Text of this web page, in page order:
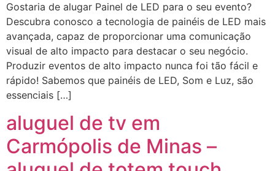
Gostaria de alugar Painel de LED para o seu evento?
Descubra conosco a tecnologia de painéis de LED mais
avançada, capaz de proporcionar uma comunicação
visual de alto impacto para destacar o seu negócio.
Produzir eventos de alto impacto nunca foi tão fácil e
rápido! Sabemos que painéis de LED, Som e Luz, são
essenciais […]
aluguel de tv em
Carmópolis de Minas –